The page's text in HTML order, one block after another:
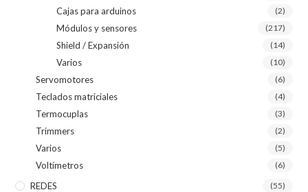
Cajas para arduinos (2)
Módulos y sensores (217)
Shield / Expansión (14)
Varios (10)
Servomotores (6)
Teclados matriciales (4)
Termocuplas (3)
Trimmers (2)
Varios (5)
Voltímetros (6)
REDES (55)